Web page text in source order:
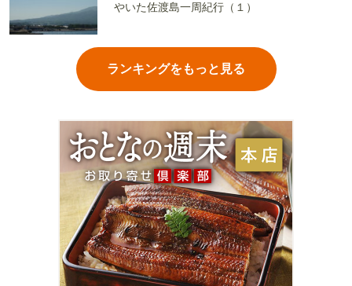
やいた佐渡島一周紀行（１）
ランキングをもっと見る